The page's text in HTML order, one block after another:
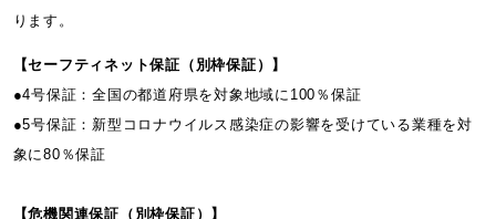
ります。
【セーフティネット保証（別枠保証）】
●4号保証：全国の都道府県を対象地域に100％保証
●5号保証：新型コロナウイルス感染症の影響を受けている業種を対
象に80％保証
【危機関連保証（別枠保証）】